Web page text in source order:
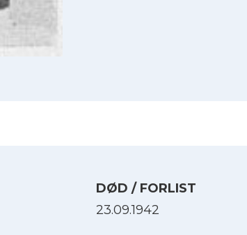
DØD / FORLIST
23.09.1942